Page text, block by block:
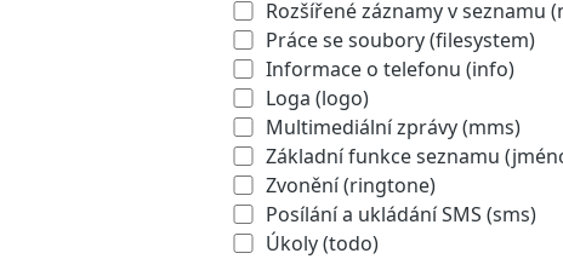
Rozšířené záznamy v seznamu
Práce se soubory (filesystem)
Informace o telefonu (info)
Loga (logo)
Multimediální zprávy (mms)
Základní funkce seznamu
Zvonění (ringtone)
Posílání a ukládání SMS (sms)
Úkoly (todo)